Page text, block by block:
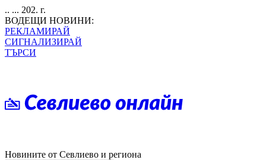
.. ... 202. г.
ВОДЕЩИ НОВИНИ:
РЕКЛАМИРАЙ
СИГНАЛИЗИРАЙ
ТЪРСИ
Новините от Севлиево и региона